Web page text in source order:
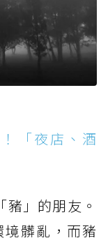
「夜店、酒
」的朋友。
髒亂，而豬